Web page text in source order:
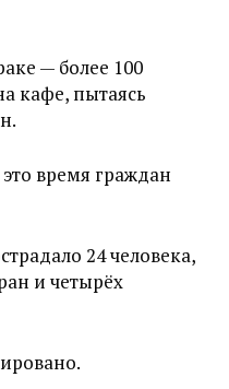
— более 100
кафе, пытаясь
время граждан
24 человека,
и четырёх